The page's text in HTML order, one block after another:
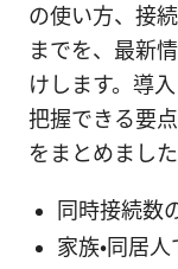
の使い方、接
までを、最新
けします。導
把握できる要
をまとめました
同時接続数
家族・同居